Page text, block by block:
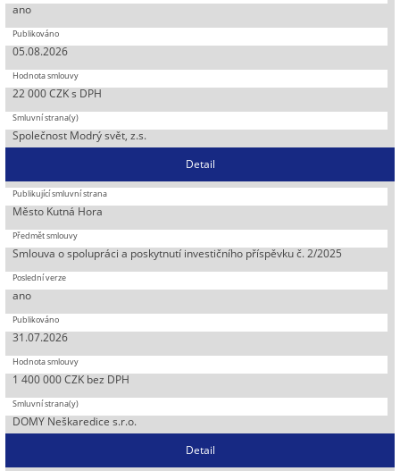
ano
05.08.2026
22 000 CZK s DPH
Společnost Modrý svět, z.s.
Detail
Město Kutná Hora
Smlouva o spolupráci a poskytnutí investičního příspěvku č. 2/2025
ano
31.07.2026
1 400 000 CZK bez DPH
DOMY Neškaredice s.r.o.
Detail